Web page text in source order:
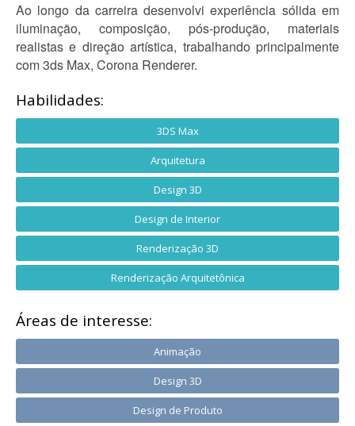
Ao longo da carreira desenvolvi experiência sólida em
iluminação, composição, pós-produção, materiais
realistas e direção artística, trabalhando principalmente
com 3ds Max, Corona Renderer.
Habilidades:
3DS Max
Arquitetura
Design 3D
Design de Interior
Renderização 3D
Renderização Arquitetônica
Áreas de interesse:
Animação
Design 3D
Design de Produto